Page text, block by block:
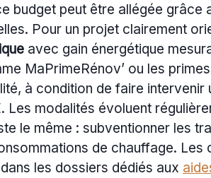
budget peut être allégée grâce
Pour un projet clairement
avec gain énergétique
MaPrimeRénov’ ou les
à condition de faire intervenir
Les modalités évoluent
le même : subventionner les
de chauffage. Les
les dossiers dédiés aux